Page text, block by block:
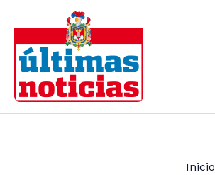
contenido
Inicio